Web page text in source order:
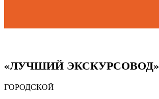
«ЛУЧШИЙ ЭКСКУРСОВОД»
ГОРОДСКОЙ